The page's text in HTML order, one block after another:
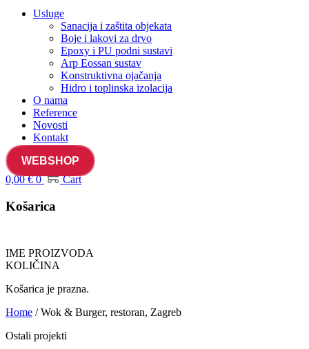
Usluge
Sanacija i zaštita objekata
Boje i lakovi za drvo
Epoxy i PU podni sustavi
Arp Eossan sustav
Konstruktivna ojačanja
Hidro i toplinska izolacija
O nama
Reference
Novosti
Kontakt
WEBSHOP
0,00€ 0 Cart
Košarica
IME PROIZVODA
KOLIČINA
Košarica je prazna.
Home / Wok & Burger, restoran, Zagreb
Ostali projekti